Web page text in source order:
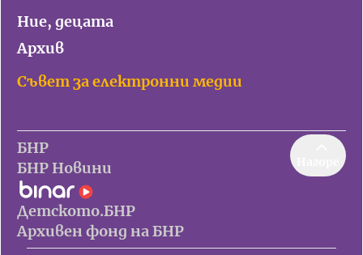
Ние, децата
Архив
Съвет за електронни медии
БНР
БНР Новини
Детското.БНР
Архивен фонд на БНР